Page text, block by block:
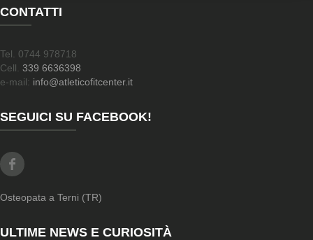
CONTATTI
Tel. 0744 978718
Cell. 339 6636398
e-mail: info@atleticofitcenter.it
SEGUICI SU FACEBOOK!
Osteopata a Terni (TR)
ULTIME NEWS E CURIOSITÀ